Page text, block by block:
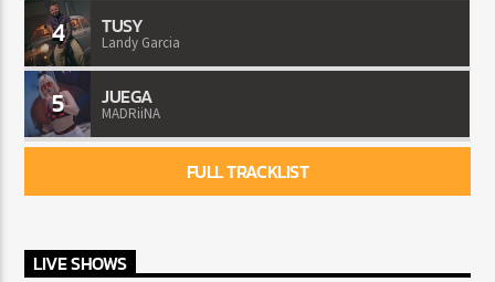
4 TUSY
Landy Garcia
5 JUEGA
MADRiiNA
FULL TRACKLIST
LIVE SHOWS